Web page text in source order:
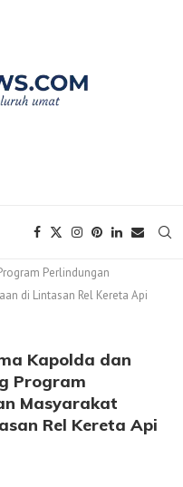
Perlindungan
di Lintasan Rel Kereta Api
Kapolda dan
Program
Masyarakat
Rel Kereta Api